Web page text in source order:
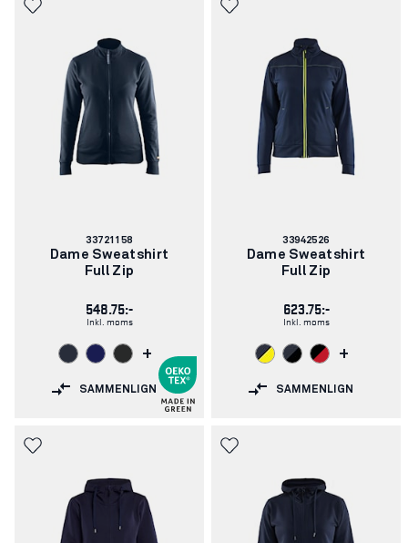
Varenummer:
33721158
Dame Sweatshirt
Full Zip
548.75:-
Inkl. moms
+
SAMMENLIGN
Varenummer:
33942526
Dame Sweatshirt
Full Zip
623.75:-
Inkl. moms
+
SAMMENLIGN